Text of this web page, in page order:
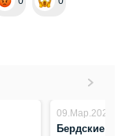
09.Мар.2026
Бердские